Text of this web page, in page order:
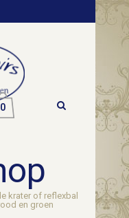
0
krater of reflexbal
en groen